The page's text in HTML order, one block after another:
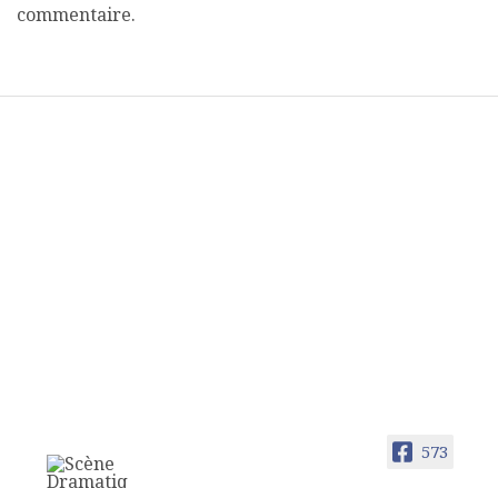
commentaire.
573